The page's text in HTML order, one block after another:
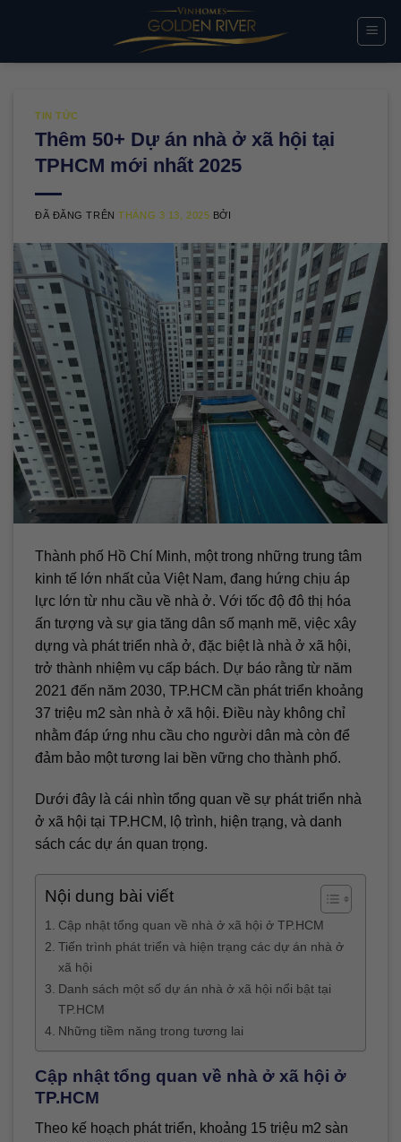
TIN TỨC
Thêm 50+ Dự án nhà ở xã hội tại
TPHCM mới nhất 2025
ĐÃ ĐĂNG TRÊNTHÁNG 3 13, 2025 BỞI
Thành phố Hồ Chí Minh, một trong những trung tâm
kinh tế lớn nhất của Việt Nam, đang hứng chịu áp
lực lớn từ nhu cầu về nhà ở. Với tốc độ đô thị hóa
ấn tượng và sự gia tăng dân số mạnh mẽ, việc xây
dựng và phát triển nhà ở, đặc biệt là nhà ở xã hội,
trở thành nhiệm vụ cấp bách. Dự báo rằng từ năm
2021 đến năm 2030, TP.HCM cần phát triển khoảng
37 triệu m2 sàn nhà ở xã hội. Điều này không chỉ
nhằm đáp ứng nhu cầu cho người dân mà còn để
đảm bảo một tương lai bền vững cho thành phố.
Dưới đây là cái nhìn tổng quan về sự phát triển nhà
ở xã hội tại TP.HCM, lộ trình, hiện trạng, và danh
sách các dự án quan trọng.
Nội dung bài viết
Cập nhật tổng quan về nhà ở xã hội ở TP.HCM
Tiến trình phát triển và hiện trạng các dự án nhà ở
xã hội
Danh sách một số dự án nhà ở xã hội nổi bật tại
TP.HCM
Những tiềm năng trong tương lai
Cập nhật tổng quan về nhà ở xã hội ở
TP.HCM
Theo kế hoạch phát triển, khoảng 15 triệu m2 sàn